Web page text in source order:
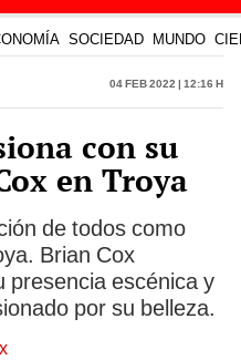
SOCIEDAD MUNDO
04 Feb 2022 | 12:16 h
con su
en Troya
de todos como
Brian Cox
presencia escénica y
por su belleza.